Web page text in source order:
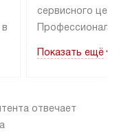
сервисного
эксплуатации
подключается
Показать ещё
отвечает